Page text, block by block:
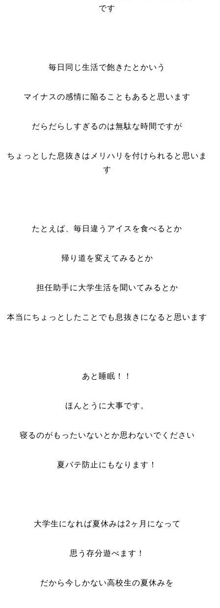
です
毎日同じ生活で飽きたとかいう
マイナスの感情に陥ることもあると思います
だらだらしすぎるのは無駄な時間ですが
ちょっとした息抜きはメリハリを付けられると思いま
す
たとえば、毎日違うアイスを食べるとか
帰り道を変えてみるとか
担任助手に大学生活を聞いてみるとか
本当にちょっとしたことでも息抜きになると思います
あと睡眠！！
ほんとうに大事です。
寝るのがもったいないとか思わないでください
夏バテ防止にもなります！
大学生になれば夏休みは2ヶ月になって
思う存分遊べます！
だから今しかない高校生の夏休みを